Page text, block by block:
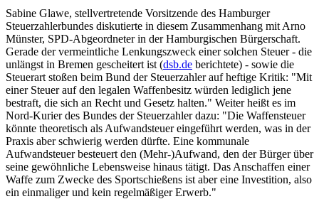
Sabine Glawe, stellvertretende Vorsitzende des Hamburger
Steuerzahlerbundes diskutierte in diesem Zusammenhang mit Arno
Münster, SPD-Abgeordneter in der Hamburgischen Bürgerschaft.
Gerade der vermeintliche Lenkungszweck einer solchen Steuer - die
unlängst in Bremen gescheitert ist (dsb.de berichtete) - sowie die
Steuerart stoßen beim Bund der Steuerzahler auf heftige Kritik: "Mit
einer Steuer auf den legalen Waffenbesitz würden lediglich jene
bestraft, die sich an Recht und Gesetz halten." Weiter heißt es im
Nord-Kurier des Bundes der Steuerzahler dazu: "Die Waffensteuer
könnte theoretisch als Aufwandsteuer eingeführt werden, was in der
Praxis aber schwierig werden dürfte. Eine kommunale
Aufwandsteuer besteuert den (Mehr-)Aufwand, den der Bürger über
seine gewöhnliche Lebensweise hinaus tätigt. Das Anschaffen einer
Waffe zum Zwecke des Sportschießens ist aber eine Investition, also
ein einmaliger und kein regelmäßiger Erwerb."